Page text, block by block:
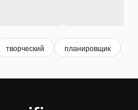
творческий планировщик